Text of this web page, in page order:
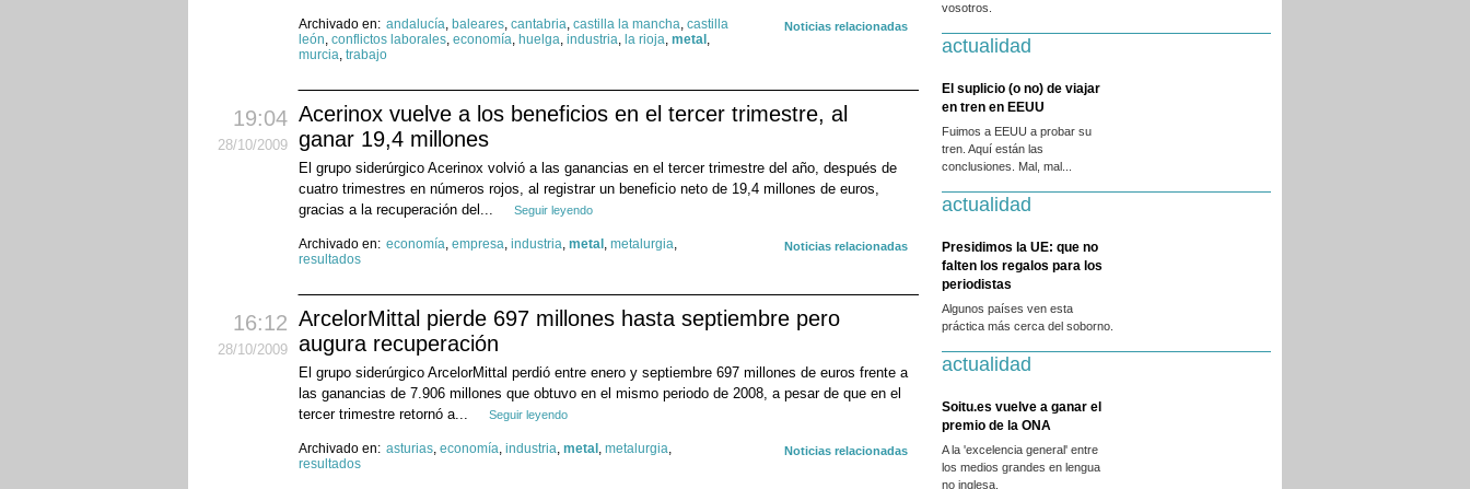
vosotros.
actualidad
El suplicio (o no) de viajar
en tren en EEUU
Fuimos a EEUU a probar su
tren. Aquí están las
conclusiones. Mal, mal...
actualidad
Presidimos la UE: que no
falten los regalos para los
periodistas
Algunos países ven esta
práctica más cerca del soborno.
actualidad
Soitu.es vuelve a ganar el
premio de la ONA
A la 'excelencia general' entre
los medios grandes en lengua
no inglesa.
Noticias relacionadas
Archivado en: andalucía, baleares, cantabria, castilla la mancha, castilla
león, conflictos laborales, economía, huelga, industria, la rioja, metal ,
murcia, trabajo
19:04
28/10/2009
Acerinox vuelve a los beneficios en el tercer trimestre, al
ganar 19,4 millones
El grupo siderúrgico Acerinox volvió a las ganancias en el tercer trimestre del año, después de
cuatro trimestres en números rojos, al registrar un beneficio neto de 19,4 millones de euros,
gracias a la recuperación del...
Seguir leyendo
Noticias relacionadas
Archivado en: economía, empresa, industria, metal , metalurgia,
resultados
16:12
28/10/2009
ArcelorMittal pierde 697 millones hasta septiembre pero
augura recuperación
El grupo siderúrgico ArcelorMittal perdió entre enero y septiembre 697 millones de euros frente a
las ganancias de 7.906 millones que obtuvo en el mismo periodo de 2008, a pesar de que en el
tercer trimestre retornó a...
Seguir leyendo
Noticias relacionadas
Archivado en: asturias, economía, industria, metal , metalurgia,
resultados